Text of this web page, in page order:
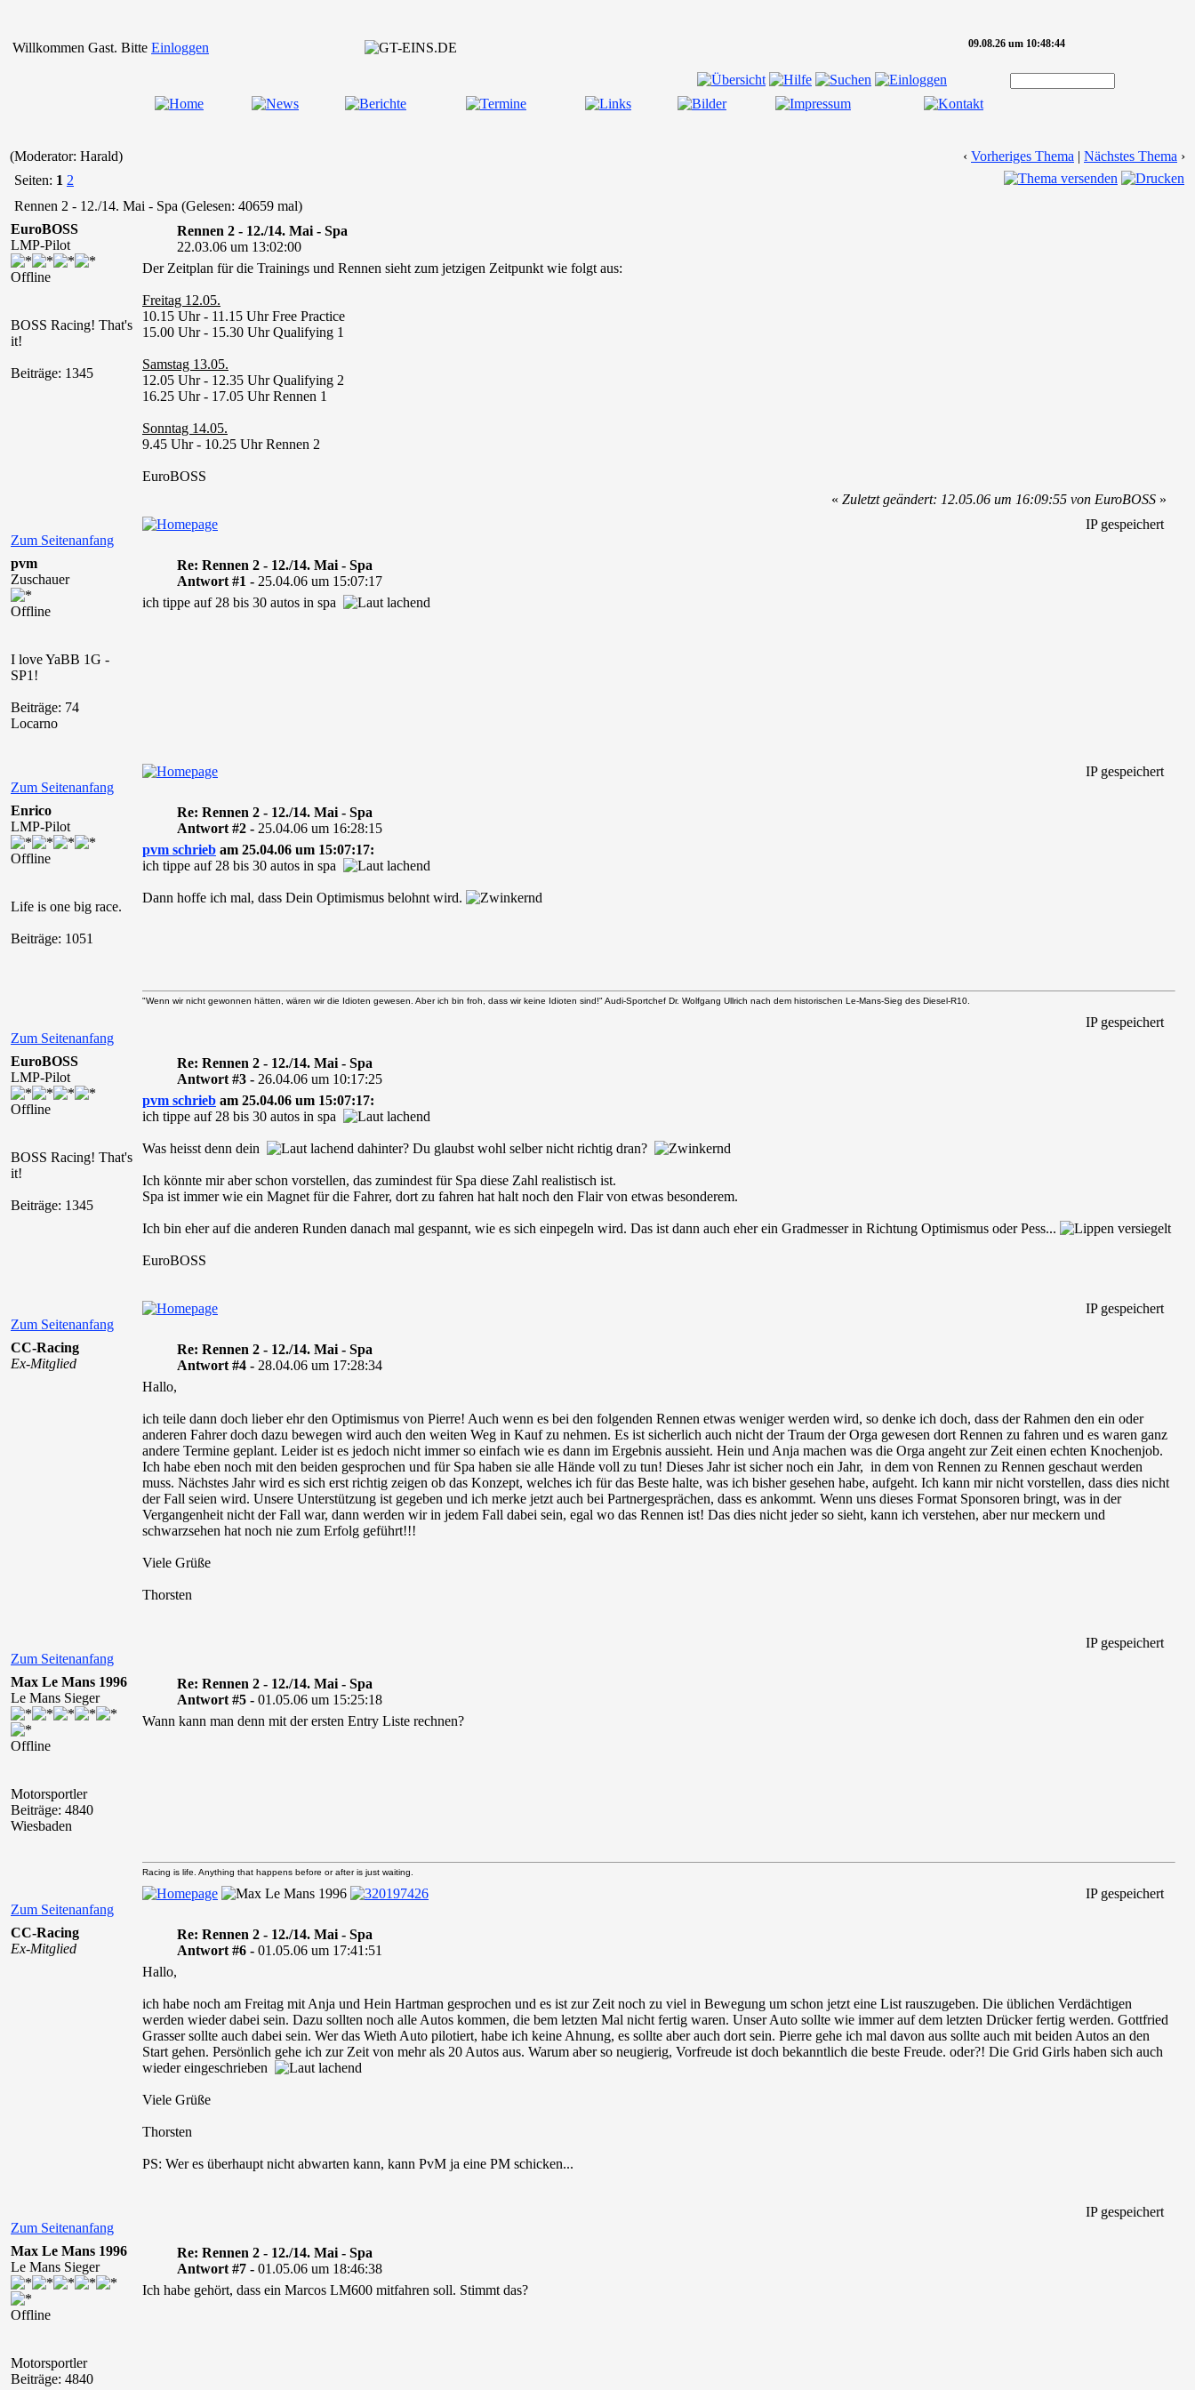
Willkommen Gast. Bitte Einloggen 09.08.26 um 10:48:44
(Moderator: Harald) ‹ Vorheriges Thema | Nächstes Thema ›
Seiten: 1 2
Rennen 2 - 12./14. Mai - Spa (Gelesen: 40659 mal)
EuroBOSS
LMP-Pilot
Offline
BOSS Racing! That's
it!
Beiträge: 1345
Rennen 2 - 12./14. Mai - Spa
22.03.06 um 13:02:00
Der Zeitplan für die Trainings und Rennen sieht zum jetzigen Zeitpunkt wie folgt aus:
Freitag 12.05.
10.15 Uhr - 11.15 Uhr Free Practice
15.00 Uhr - 15.30 Uhr Qualifying 1
Samstag 13.05.
12.05 Uhr - 12.35 Uhr Qualifying 2
16.25 Uhr - 17.05 Uhr Rennen 1
Sonntag 14.05.
9.45 Uhr - 10.25 Uhr Rennen 2
EuroBOSS
Zum Seitenanfang
«Zuletzt geändert: 12.05.06 um 16:09:55 von EuroBOSS »
IP gespeichert
pvm
Zuschauer
Offline
I love YaBB 1G -
SP1!
Beiträge: 74
Locarno
Re: Rennen 2 - 12./14. Mai - Spa
Antwort #1 - 25.04.06 um 15:07:17
ich tippe auf 28 bis 30 autos in spa
Zum Seitenanfang
IP gespeichert
Enrico
LMP-Pilot
Offline
Life is one big race.
Beiträge: 1051
Re: Rennen 2 - 12./14. Mai - Spa
Antwort #2 - 25.04.06 um 16:28:15
pvm schrieb am 25.04.06 um 15:07:17:
ich tippe auf 28 bis 30 autos in spa
Dann hoffe ich mal, dass Dein Optimismus belohnt wird.
Zum Seitenanfang
"Wenn wir nicht gewonnen hätten, wären wir die Idioten gewesen. Aber ich bin froh, dass wir keine Idioten sind!" Audi-Sportchef Dr. Wolfgang Ullrich nach dem historischen Le-Mans-Sieg des Diesel-R10.
IP gespeichert
EuroBOSS
LMP-Pilot
Offline
BOSS Racing! That's
it!
Beiträge: 1345
Re: Rennen 2 - 12./14. Mai - Spa
Antwort #3 - 26.04.06 um 10:17:25
pvm schrieb am 25.04.06 um 15:07:17:
ich tippe auf 28 bis 30 autos in spa
Was heisst denn dein dahinter? Du glaubst wohl selber nicht richtig dran?
Ich könnte mir aber schon vorstellen, das zumindest für Spa diese Zahl realistisch ist.
Spa ist immer wie ein Magnet für die Fahrer, dort zu fahren hat halt noch den Flair von etwas besonderem.
Ich bin eher auf die anderen Runden danach mal gespannt, wie es sich einpegeln wird. Das ist dann auch eher ein Gradmesser in Richtung Optimismus oder Pess...
EuroBOSS
Zum Seitenanfang
IP gespeichert
CC-Racing
Ex-Mitglied
Re: Rennen 2 - 12./14. Mai - Spa
Antwort #4 - 28.04.06 um 17:28:34
Hallo,
ich teile dann doch lieber ehr den Optimismus von Pierre! Auch wenn es bei den folgenden Rennen etwas weniger werden wird, so denke ich doch, dass der Rahmen den ein oder
anderen Fahrer doch dazu bewegen wird auch den weiten Weg in Kauf zu nehmen. Es ist sicherlich auch nicht der Traum der Orga gewesen dort Rennen zu fahren und es waren ganz
andere Termine geplant. Leider ist es jedoch nicht immer so einfach wie es dann im Ergebnis aussieht. Hein und Anja machen was die Orga angeht zur Zeit einen echten Knochenjob.
Ich habe eben noch mit den beiden gesprochen und für Spa haben sie alle Hände voll zu tun! Dieses Jahr ist sicher noch ein Jahr, in dem von Rennen zu Rennen geschaut werden
muss. Nächstes Jahr wird es sich erst richtig zeigen ob das Konzept, welches ich für das Beste halte, was ich bisher gesehen habe, aufgeht. Ich kann mir nicht vorstellen, dass dies nicht
der Fall seien wird. Unsere Unterstützung ist gegeben und ich merke jetzt auch bei Partnergesprächen, dass es ankommt. Wenn uns dieses Format Sponsoren bringt, was in der
Vergangenheit nicht der Fall war, dann werden wir in jedem Fall dabei sein, egal wo das Rennen ist! Das dies nicht jeder so sieht, kann ich verstehen, aber nur meckern und
schwarzsehen hat noch nie zum Erfolg geführt!!!
Viele Grüße
Thorsten
Zum Seitenanfang
IP gespeichert
Max Le Mans 1996
Le Mans Sieger
Offline
Motorsportler
Beiträge: 4840
Wiesbaden
Re: Rennen 2 - 12./14. Mai - Spa
Antwort #5 - 01.05.06 um 15:25:18
Wann kann man denn mit der ersten Entry Liste rechnen?
Zum Seitenanfang
Racing is life. Anything that happens before or after is just waiting.
IP gespeichert
CC-Racing
Ex-Mitglied
Re: Rennen 2 - 12./14. Mai - Spa
Antwort #6 - 01.05.06 um 17:41:51
Hallo,
ich habe noch am Freitag mit Anja und Hein Hartman gesprochen und es ist zur Zeit noch zu viel in Bewegung um schon jetzt eine List rauszugeben. Die üblichen Verdächtigen
werden wieder dabei sein. Dazu sollten noch alle Autos kommen, die bem letzten Mal nicht fertig waren. Unser Auto sollte wie immer auf dem letzten Drücker fertig werden. Gottfried
Grasser sollte auch dabei sein. Wer das Wieth Auto pilotiert, habe ich keine Ahnung, es sollte aber auch dort sein. Pierre gehe ich mal davon aus sollte auch mit beiden Autos an den
Start gehen. Persönlich gehe ich zur Zeit von mehr als 20 Autos aus. Warum aber so neugierig, Vorfreude ist doch bekanntlich die beste Freude. oder?! Die Grid Girls haben sich auch
wieder eingeschrieben
Viele Grüße
Thorsten
PS: Wer es überhaupt nicht abwarten kann, kann PvM ja eine PM schicken...
Zum Seitenanfang
IP gespeichert
Max Le Mans 1996
Le Mans Sieger
Offline
Motorsportler
Beiträge: 4840
Re: Rennen 2 - 12./14. Mai - Spa
Antwort #7 - 01.05.06 um 18:46:38
Ich habe gehört, dass ein Marcos LM600 mitfahren soll. Stimmt das?